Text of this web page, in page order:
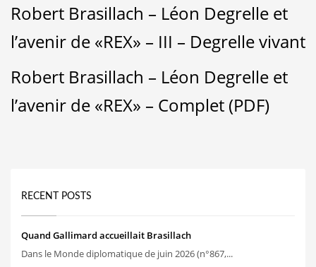
Robert Brasillach – Léon Degrelle et
l’avenir de «REX» – III – Degrelle vivant
Robert Brasillach – Léon Degrelle et
l’avenir de «REX» – Complet (PDF)
RECENT POSTS
Quand Gallimard accueillait Brasillach
Dans le Monde diplomatique de juin 2026 (n°867,...